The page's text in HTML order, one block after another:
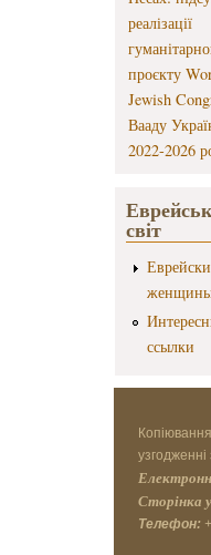
реалізації
проєкту
Jewish
Вааду
2022-2026
світ
ссылки
узгодженні
Сторінка
Телефон: